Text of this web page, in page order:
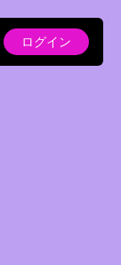
ログイン